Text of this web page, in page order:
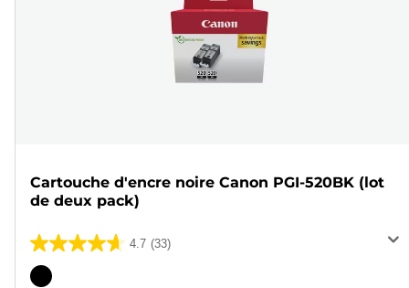
Cartouche d'encre noire Canon PGI-520BK (lot
de deux pack)
4.7 (33)
4.7
sur
Cartouche